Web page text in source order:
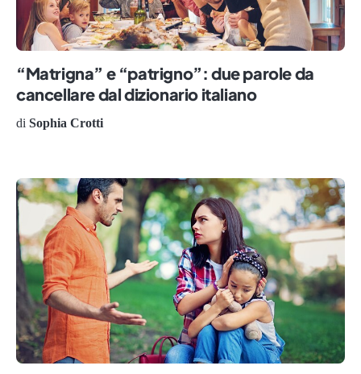
“Matrigna” e “patrigno”: due parole da
cancellare dal dizionario italiano
di Sophia Crotti